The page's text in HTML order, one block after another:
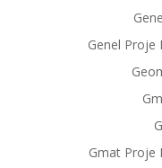
Genel Proje
Gmat Proje